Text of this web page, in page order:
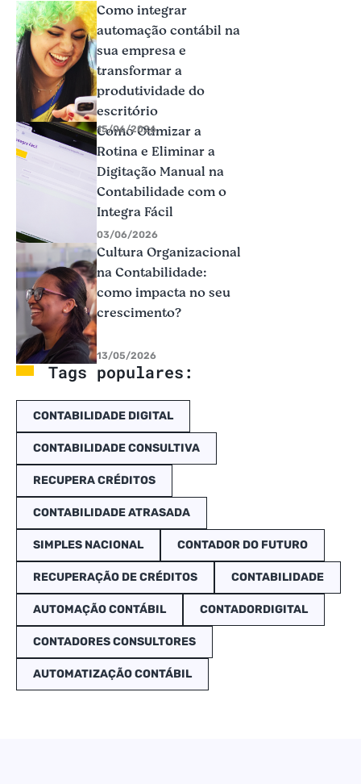
Como integrar
automação contábil na
sua empresa e
transformar a
produtividade do
escritório
15/06/2026
Como Otimizar a
Rotina e Eliminar a
Digitação Manual na
Contabilidade com o
Integra Fácil
03/06/2026
Cultura Organizacional
na Contabilidade:
como impacta no seu
crescimento?
13/05/2026
Tags populares:
CONTABILIDADE DIGITAL
CONTABILIDADE CONSULTIVA
RECUPERA CRÉDITOS
CONTABILIDADE ATRASADA
SIMPLES NACIONAL CONTADOR DO FUTURO
RECUPERAÇÃO DE CRÉDITOS CONTABILIDADE
AUTOMAÇÃO CONTÁBIL CONTADORDIGITAL
CONTADORES CONSULTORES
AUTOMATIZAÇÃO CONTÁBIL